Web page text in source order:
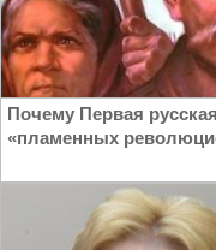
Почему Первая
«пламенных